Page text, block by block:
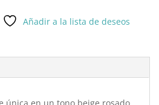
Añadir a la lista de deseos